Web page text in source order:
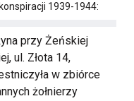
1939-1944:
przy Żeńskiej
ul. Złota 14,
w zbiórce
żołnierzy